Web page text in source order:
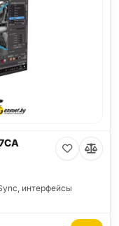
интерфейсы